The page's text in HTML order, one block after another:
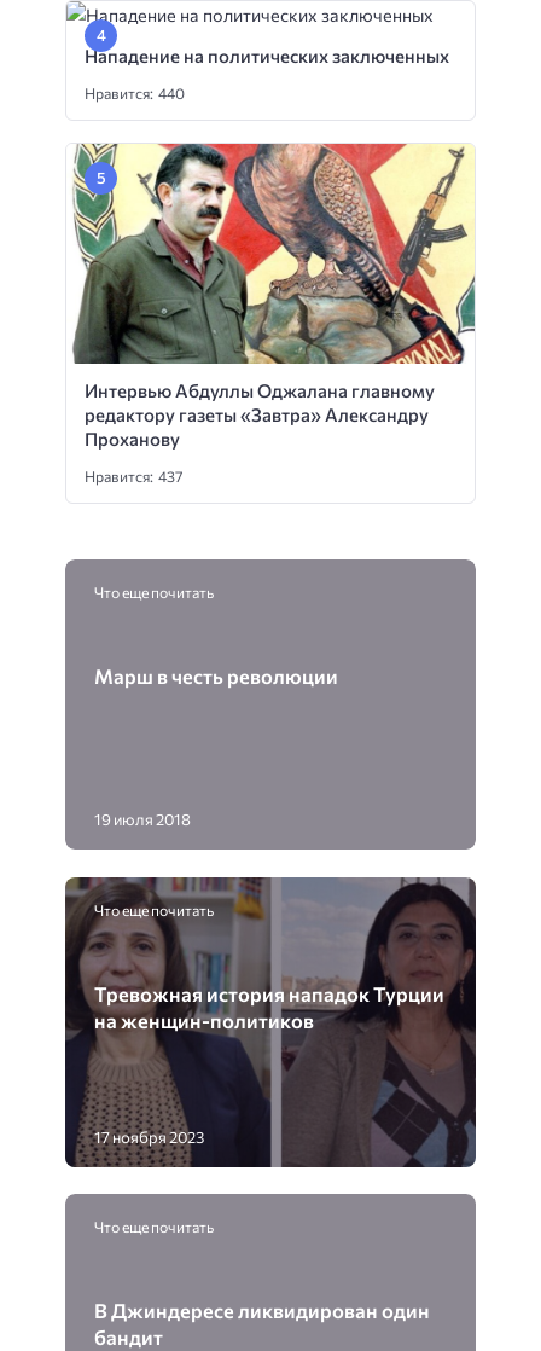
Нападение на политических заключенных
Нравится: 440
Интервью Абдуллы Оджалана главному
редактору газеты «Завтра» Александру
Проханову
Нравится: 437
Что еще почитать
Марш в честь революции
19 июля 2018
Что еще почитать
Тревожная история нападок Турции
на женщин-политиков
17 ноября 2023
Что еще почитать
В Джиндересе ликвидирован один
бандит